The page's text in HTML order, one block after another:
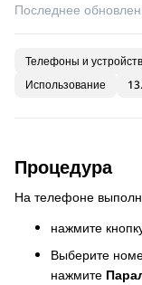
Последнее
Телефоны и
Использование
Процедура
На телефоне
нажмите
Выберите
нажмите